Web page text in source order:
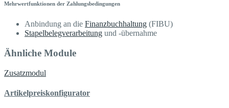
Mehrwertfunktionen der Zahlungsbedingungen
Anbindung an die Finanzbuchhaltung (FIBU)
Stapelbelegverarbeitung und -übernahme
Ähnliche Module
Zusatzmodul
Artikelpreiskonfigurator